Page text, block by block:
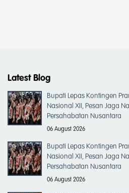
Latest Blog
Bupati Lepas Kontingen
Nasional XII, Pesan Jaga
Persahabatan Nusantara
06 August 2026
Bupati Lepas Kontingen
Nasional XII, Pesan Jaga
Persahabatan Nusantara
06 August 2026